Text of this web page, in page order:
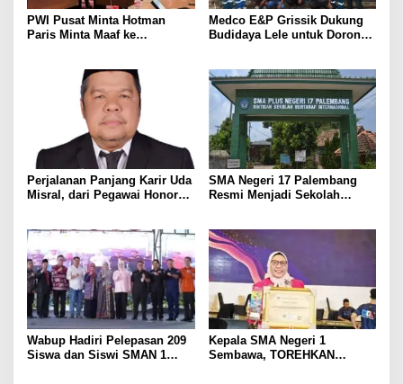
PWI Pusat Minta Hotman
Paris Minta Maaf ke
Medco E&P Grissik Dukung
Budidaya Lele untuk Dorong
Perjalanan Panjang Karir Uda
Misral, dari Pegawai Honorer
Eselon III
SMA Negeri 17 Palembang
Resmi Menjadi Sekolah
Wabup Hadiri Pelepasan 209
Siswa dan Siswi SMAN 1
Kepala SMA Negeri 1
Sembawa, TOREHKAN